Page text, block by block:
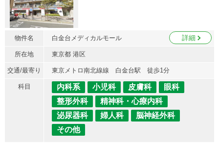
物件名 白金台メディカルモール 詳細
所在地 東京都 港区
交通/最寄り 東京メトロ南北線線 白金台駅 徒歩1分
科目 内科系 小児科 皮膚科
眼科
整形外科
精神科・心療内科
泌尿器科
婦人科
脳神経外科
その他